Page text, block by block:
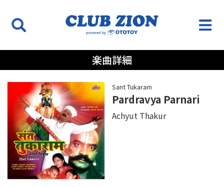
楽曲詳細
Sant Tukaram
Pardravya Parnari
Achyut Thakur